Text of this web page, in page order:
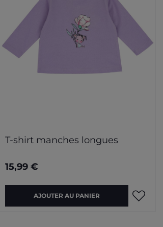
T-shirt manches longues
15,99 €
AJOUTER AU PANIER